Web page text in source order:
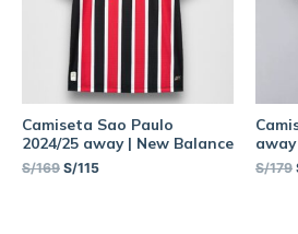
Camiseta Sao Paulo
2024/25 away | New Balance
S/169 S/115
away
S/179